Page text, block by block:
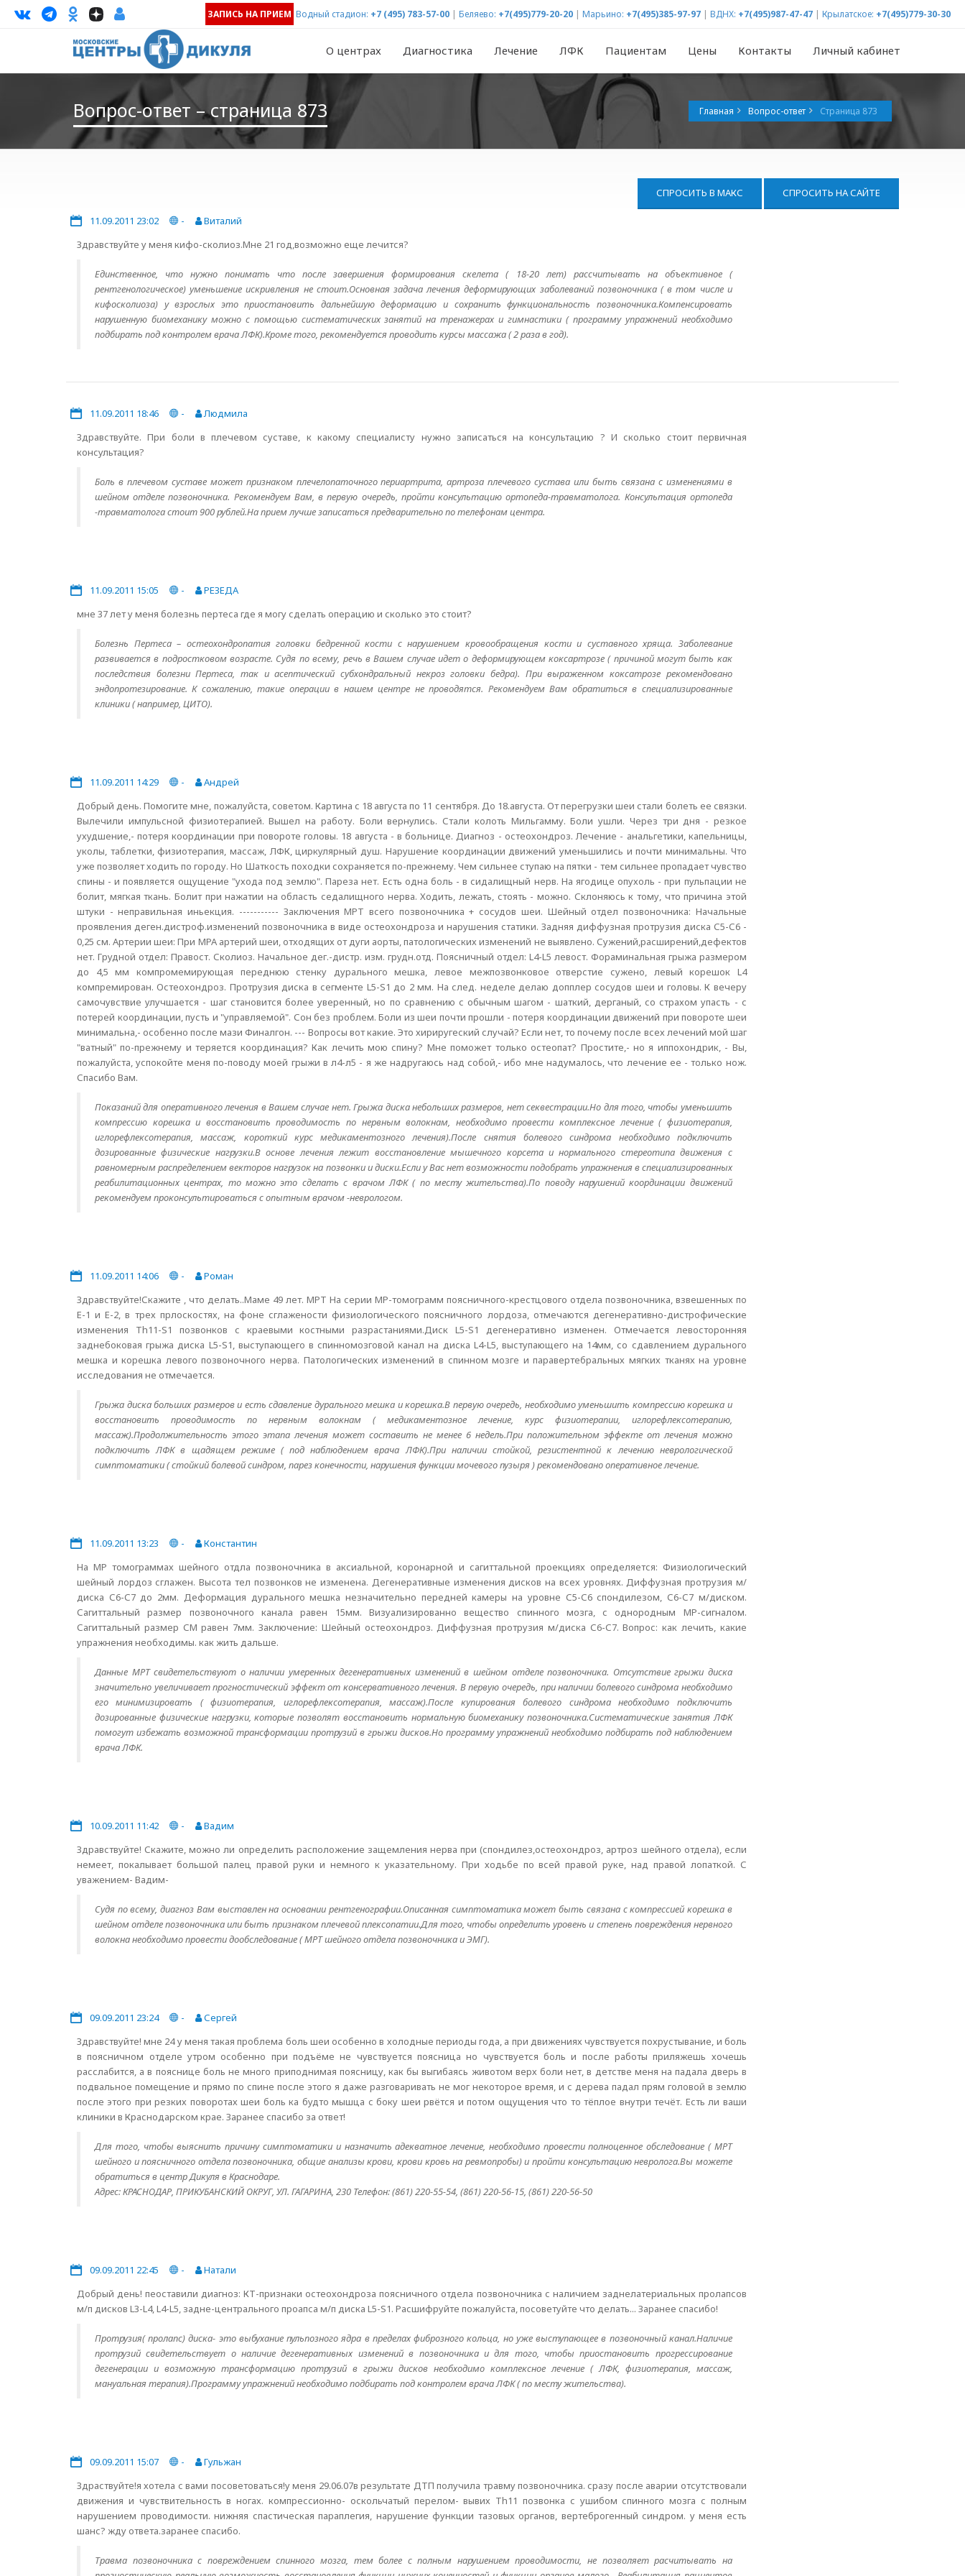
ЗАПИСЬ НА ПРИЕМ Водный стадион: +7 (495) 783-57-00 | Беляево: +7(495)779-20-20 | Марьино: +7(495)385-97-97 | ВДНХ: +7(495)987-47-47 | Крылатское: +7(495)779-30-30
О центрах Диагностика Лечение ЛФК Пациентам Цены Контакты Личный кабинет
Вопрос-ответ – страница 873 Главная Вопрос-ответ Страница 873
СПРОСИТЬ В МАКС СПРОСИТЬ НА САЙТЕ
11.09.2011 23:02 -
Виталий
Здравствуйте у меня кифо-сколиоз.Мне 21 год,возможно еще лечится?
Единственное, что нужно понимать что после завершения формирования скелета ( 18-20 лет) рассчитывать на объективное (
рентгенологическое) уменьшение искривления не стоит.Основная задача лечения деформирующих заболеваний позвоночника ( в том числе и
кифосколиоза) у взрослых это приостановить дальнейшую деформацию и сохранить функциональность позвоночника.Компенсировать
нарушенную биомеханику можно с помощью систематических занятий на тренажерах и гимнастики ( программу упражнений необходимо
подбирать под контролем врача ЛФК).Кроме того, рекомендуется проводить курсы массажа ( 2 раза в год).
11.09.2011 18:46 -
Людмила
Здравствуйте. При боли в плечевом суставе, к какому специалисту нужно записаться на консультацию ? И сколько стоит первичная
консультация?
Боль в плечевом суставе может признаком плечелопаточного периартрита, артроза плечевого сустава или быть связана с изменениями в
шейном отделе позвоночника. Рекомендуем Вам, в первую очередь, пройти консультацию ортопеда-травматолога. Консультация ортопеда
-травматолога стоит 900 рублей.На прием лучше записаться предварительно по телефонам центра.
11.09.2011 15:05 -
РЕЗЕДА
мне 37 лет у меня болезнь пертеса где я могу сделать операцию и сколько это стоит?
Болезнь Пертеса – остеохондропатия головки бедренной кости с нарушением кровообращения кости и суставного хряща. Заболевание
развивается в подростковом возрасте. Судя по всему, речь в Вашем случае идет о деформирующем коксартрозе ( причиной могут быть как
последствия болезни Пертеса, так и асептический субхондральный некроз головки бедра). При выраженном коксатрозе рекомендовано
эндопротезирование. К сожалению, такие операции в нашем центре не проводятся. Рекомендуем Вам обратиться в специализированные
клиники ( например, ЦИТО).
11.09.2011 14:29 -
Андрей
Добрый день. Помогите мне, пожалуйста, советом. Картина с 18 августа по 11 сентября. До 18.августа. От перегрузки шеи стали болеть ее связки.
Вылечили импульсной физиотерапией. Вышел на работу. Боли вернулись. Стали колоть Мильгамму. Боли ушли. Через три дня - резкое
ухудшение,- потеря координации при повороте головы. 18 августа - в больнице. Диагноз - остеохондроз. Лечение - анальгетики, капельницы,
уколы, таблетки, физиотерапия, массаж, ЛФК, циркулярный душ. Нарушение координации движений уменьшились и почти минимальны. Что
уже позволяет ходить по городу. Но Шаткость походки сохраняется по-прежнему. Чем сильнее ступаю на пятки - тем сильнее пропадает чувство
спины - и появляется ощущение "ухода под землю". Пареза нет. Есть одна боль - в сидалищный нерв. На ягодице опухоль - при пульпации не
болит, мягкая ткань. Болит при нажатии на область седалищного нерва. Ходить, лежать, стоять - можно. Склоняюсь к тому, что причина этой
штуки - неправильная иньекция. ----------- Заключения МРТ всего позвоночника + сосудов шеи. Шейный отдел позвоночника: Начальные
проявления деген.дистроф.изменений позвоночника в виде остеохондроза и нарушения статики. Задняя диффузная протрузия диска С5-С6 -
0,25 см. Артерии шеи: При МРА артерий шеи, отходящих от дуги аорты, патологических изменений не выявлено. Сужений,расширений,дефектов
нет. Грудной отдел: Правост. Сколиоз. Начальное дег.-дистр. изм. грудн.отд. Поясничный отдел: L4-L5 левост. Фораминальная грыжа размером
до 4,5 мм компромемирующая переднюю стенку дурального мешка, левое межпозвонковое отверстие сужено, левый корешок L4
компремирован. Остеохондроз. Протрузия диска в сегменте L5-S1 до 2 мм. На след. неделе делаю допплер сосудов шеи и головы. К вечеру
самочувствие улучшается - шаг становится более уверенный, но по сравнению с обычным шагом - шаткий, дерганый, со страхом упасть - с
потерей координации, пусть и "управляемой". Сон без проблем. Боли из шеи почти прошли - потеря координации движений при повороте шеи
минимальна,- особенно после мази Финалгон. --- Вопросы вот какие. Это хириругеский случай? Если нет, то почему после всех лечений мой шаг
"ватный" по-прежнему и теряется координация? Как лечить мою спину? Мне поможет только остеопат? Простите,- но я иппохондрик, - Вы,
пожалуйста, успокойте меня по-поводу моей грыжи в л4-л5 - я же надругаюсь над собой,- ибо мне надумалось, что лечение ее - только нож.
Спасибо Вам.
Показаний для оперативного лечения в Вашем случае нет. Грыжа диска небольших размеров, нет секвестрации.Но для того, чтобы уменьшить
компрессию корешка и восстановить проводимость по нервным волокнам, необходимо провести комплексное лечение ( физиотерапия,
иглорефлексотерапия, массаж, короткий курс медикаментозного лечения).После снятия болевого синдрома необходимо подключить
дозированные физические нагрузки.В основе лечения лежит восстановление мышечного корсета и нормального стереотипа движения с
равномерным распределением векторов нагрузок на позвонки и диски.Если у Вас нет возможности подобрать упражнения в специализированных
реабилитационных центрах, то можно это сделать с врачом ЛФК ( по месту жительства).По поводу нарушений координации движений
рекомендуем проконсультироваться с опытным врачом -неврологом.
11.09.2011 14:06 -
Роман
Здравствуйте!Скажите , что делать..Маме 49 лет. МРТ На серии МР-томограмм поясничного-крестцового отдела позвоночника, взвешенных по
Е-1 и Е-2, в трех прлоскостях, на фоне сглажености физиологического поясничного лордоза, отмечаются дегенеративно-дистрофические
изменения Th11-S1 позвонков с краевыми костными разрастаниями.Диск L5-S1 дегенеративно изменен. Отмечается левосторонняя
заднебоковая грыжа диска L5-S1, выступающего в спинномозговой канал на диска L4-L5, выступающего на 14мм, со сдавлением дурального
мешка и корешка левого позвоночного нерва. Патологических изменений в спинном мозге и паравертебральных мягких тканях на уровне
исследования не отмечается.
Грыжа диска больших размеров и есть сдавление дурального мешка и корешка.В первую очередь, необходимо уменьшить компрессию корешка и
восстановить проводимость по нервным волокнам ( медикаментозное лечение, курс физиотерапии, иглорефлексотерапию,
массаж).Продолжительность этого этапа лечения может составить не менее 6 недель.При положительном эффекте от лечения можно
подключить ЛФК в щадящем режиме ( под наблюдением врача ЛФК).При наличии стойкой, резистентной к лечению неврологической
симптоматики ( стойкий болевой синдром, парез конечности, нарушения функции мочевого пузыря ) рекомендовано оперативное лечение.
11.09.2011 13:23 -
Константин
На МР томограммах шейного отдла позвоночника в аксиальной, коронарной и сагиттальной проекциях определяется: Физиологический
шейный лордоз сглажен. Высота тел позвонков не изменена. Дегенеративные изменения дисков на всех уровнях. Диффузная протрузия м/
диска С6-С7 до 2мм. Деформация дурального мешка незначительно передней камеры на уровне С5-С6 спондилезом, С6-С7 м/диском.
Сагиттальный размер позвоночного канала равен 15мм. Визуализированно вещество спинного мозга, с однородным МР-сигналом.
Сагиттальный размер СМ равен 7мм. Заключение: Шейный остеохондроз. Диффузная протрузия м/диска С6-С7. Вопрос: как лечить, какие
упражнения необходимы. как жить дальше.
Данные МРТ свидетельствуют о наличии умеренных дегенеративных изменений в шейном отделе позвоночника. Отсутствие грыжи диска
значительно увеличивает прогностический эффект от консервативного лечения. В первую очередь, при наличии болевого синдрома необходимо
его минимизировать ( физиотерапия, иглорефлексотерапия, массаж).После купирования болевого синдрома необходимо подключить
дозированные физические нагрузки, которые позволят восстановить нормальную биомеханику позвоночника.Систематические занятия ЛФК
помогут избежать возможной трансформации протрузий в грыжи дисков.Но программу упражнений необходимо подбирать под наблюдением
врача ЛФК.
10.09.2011 11:42 -
Вадим
Здравствуйте! Скажите, можно ли определить расположение защемления нерва при (спондилез,остеохондроз, артроз шейного отдела), если
немеет, покалывает большой палец правой руки и немного к указательному. При ходьбе по всей правой руке, над правой лопаткой. С
уважением- Вадим-
Судя по всему, диагноз Вам выставлен на основании рентгенографии.Описанная симптоматика может быть связана с компрессией корешка в
шейном отделе позвоночника или быть признаком плечевой плексопатии.Для того, чтобы определить уровень и степень повреждения нервного
волокна необходимо провести дообследование ( МРТ шейного отдела позвоночника и ЭМГ).
09.09.2011 23:24 -
Сергей
Здравствуйте! мне 24 у меня такая проблема боль шеи особенно в холодные периоды года, а при движениях чувствуется похрустывание, и боль
в поясничном отделе утром особенно при подъёме не чувствуется поясница но чувствуется боль и после работы приляжешь хочешь
расслабится, а в пояснице боль не много приподнимая поясницу, как бы выгибаясь животом верх боли нет, в детстве меня на падала дверь в
подвальное помещение и прямо по спине после этого я даже разговаривать не мог некоторое время, и с дерева падал прям головой в землю
после этого при резких поворотах шеи боль ка будто мышца с боку шеи рвётся и потом ощущения что то тёплое внутри течёт. Есть ли ваши
клиники в Краснодарском крае. Заранее спасибо за ответ!
Для того, чтобы выяснить причину симптоматики и назначить адекватное лечение, необходимо провести полноценное обследование ( МРТ
шейного и поясничного отдела позвоночника, общие анализы крови, крови кровь на ревмопробы) и пройти консультацию невролога.Вы можете
обратиться в центр Дикуля в Краснодаре.
Адрес: КРАСНОДАР, ПРИКУБАНСКИЙ ОКРУГ, УЛ. ГАГАРИНА, 230 Телефон: (861) 220-55-54, (861) 220-56-15, (861) 220-56-50
09.09.2011 22:45 -
Натали
Добрый день! пеоставили диагноз: КТ-признаки остеохондроза поясничного отдела позвоночника с наличием заднелатериальных пролапсов
м/п дисков L3-L4, L4-L5, задне-центрального проапса м/п диска L5-S1. Расшифруйте пожалуйста, посоветуйте что делать... Заранее спасибо!
Протрузия( пролапс) диска- это выбухание пульпозного ядра в пределах фиброзного кольца, но уже выступающее в позвоночный канал.Наличие
протрузий свидетельствует о наличие дегенеративных изменений в позвоночника и для того, чтобы приостановить прогрессирование
дегенерации и возможную трансформацию протрузий в грыжи дисков необходимо комплексное лечение ( ЛФК, физиотерапия, массаж,
мануальная терапия).Программу упражнений необходимо подбирать под контролем врача ЛФК ( по месту жительства).
09.09.2011 15:07 -
Гульжан
Здраствуйте!я хотела с вами посоветоваться!у меня 29.06.07в результате ДТП получила травму позвоночника. сразу после аварии отсутствовали
движения и чувствительность в ногах. компрессионно- оскольчатый перелом- вывих Th11 позвонка с ушибом спинного мозга с полным
нарушением проводимости. нижняя спастическая параплегия, нарушение функции тазовых органов, вертеброгенный синдром. у меня есть
шанс? жду ответа.заранее спасибо.
Травма позвоночника с повреждением спинного мозга, тем более с полным нарушением проводимости, не позволяет расчитывать на